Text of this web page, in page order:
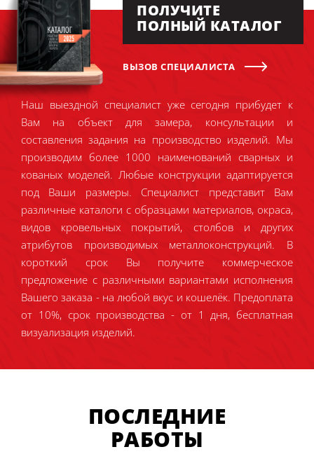
ПОЛУЧИТЕ
ПОЛНЫЙ КАТАЛОГ
ВЫЗОВ СПЕЦИАЛИСТА
Наш выездной специалист уже сегодня прибудет к
Вам на объект для замера, консультации и
составления задания на производство изделий. Мы
производим более 1000 наименований сварных и
кованых моделей. Любые конструкции адаптируется
под Ваши размеры. Специалист представит Вам
различные каталоги с образцами материалов, окраса,
видов кровельных покрытий, столбов и других
атрибутов производимых металлоконструкций. В
короткий срок Вы получите коммерческое
предложение с различными вариантами исполнения
Вашего заказа - на любой вкус и кошелёк. Предоплата
от 10%, срок производства - от 1 дня, бесплатная
визуализация изделий.
ПОСЛЕДНИЕ
РАБОТЫ